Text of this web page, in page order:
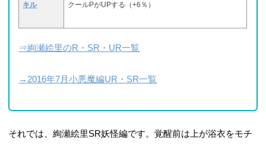
キル クールPがUPする（+6％）
⇒絢瀬絵里のR・SR・UR一覧
→2016年7月小悪魔編UR・SR一覧
それでは、絢瀬絵里SR妖怪編です。覚醒前は上が浴衣をモチ